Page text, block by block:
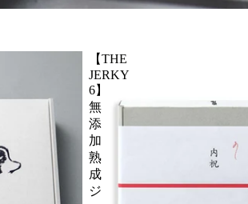
【THE
JERKY
6】
無
添
加
熟
成
ジ